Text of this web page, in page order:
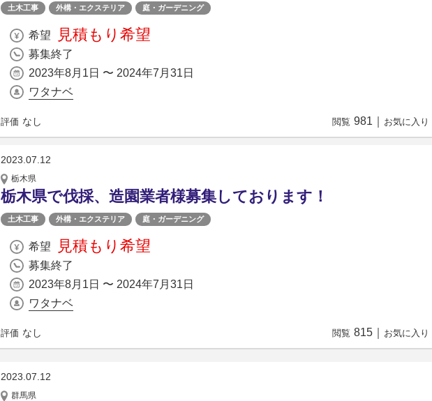
土木工事 外構・エクステリア 庭・ガーデニング
希望 見積もり希望
募集終了
2023年8月1日 〜 2024年7月31日
ワタナベ
評価 なし 閲覧 981 お気に入り
2023.07.12
栃木県
栃木県で伐採、造園業者様募集しております！
土木工事 外構・エクステリア 庭・ガーデニング
希望 見積もり希望
募集終了
2023年8月1日 〜 2024年7月31日
ワタナベ
評価 なし 閲覧 815 お気に入り
2023.07.12
群馬県